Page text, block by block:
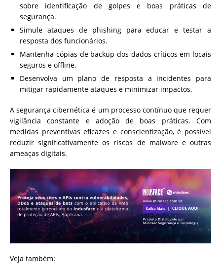
sobre identificação de golpes e boas práticas de
segurança.
Simule ataques de phishing para educar e testar a
resposta dos funcionários.
Mantenha cópias de backup dos dados críticos em locais
seguros e offline.
Desenvolva um plano de resposta a incidentes para
mitigar rapidamente ataques e minimizar impactos.
A segurança cibernética é um processo contínuo que requer
vigilância constante e adoção de boas práticas. Com
medidas preventivas eficazes e conscientização, é possível
reduzir significativamente os riscos de malware e outras
ameaças digitais.
Veja também: